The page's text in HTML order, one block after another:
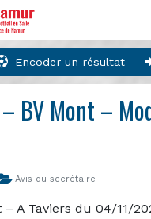
Encoder un résultat
BV Mont –
Avis du secrétaire
– A Taviers du 04/11/